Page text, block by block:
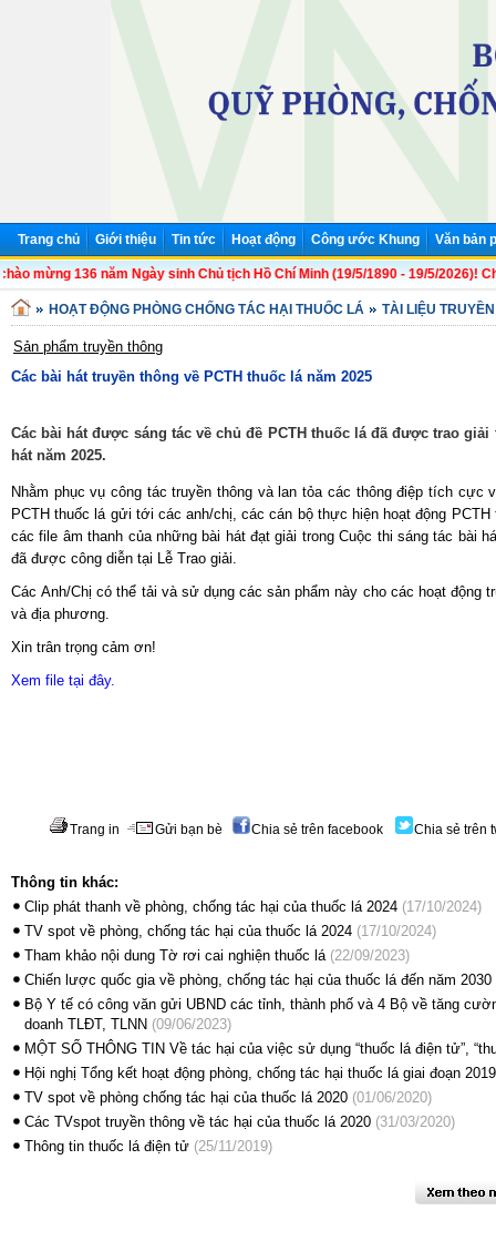
Trang chủ Giới thiệu Tin tức Hoạt động Công ước Khung Văn bản
mừng 136 năm Ngày sinh Chủ tịch Hồ Chí Minh (19/5/1890 - 19/5/2026)!
HOẠT ĐỘNG PHÒNG CHỐNG TÁC HẠI THUỐC LÁ TÀI LIỆU
Sản phẩm truyền thông
Các bài hát truyền thông về PCTH thuốc lá năm 2025
Các bài hát được sáng tác về chủ đề PCTH thuốc lá đã được trao
hát năm 2025.
Nhằm phục vụ công tác truyền thông và lan tỏa các thông điệp tích cực
PCTH thuốc lá gửi tới các anh/chị, các cán bộ thực hiện hoạt động
các file âm thanh của những bài hát đạt giải trong Cuộc thi sáng tác bài
đã được công diễn tại Lễ Trao giải.
Các Anh/Chị có thể tải và sử dụng các sản phẩm này cho các hoạt động
và địa phương.
Xin trân trọng cảm ơn!
Xem file tại đây.
Trang in Gửi bạn bè Chia sẻ trên facebook Chia sẻ trên
Thông tin khác:
Clip phát thanh về phòng, chống tác hại của thuốc lá 2024 (17/10/2024)
TV spot về phòng, chống tác hại của thuốc lá 2024 (17/10/2024)
Tham khảo nội dung Tờ rơi cai nghiện thuốc lá (22/09/2023)
Chiến lược quốc gia về phòng, chống tác hại của thuốc lá đến năm 2030
Bộ Y tế có công văn gửi UBND các tỉnh, thành phố và 4 Bộ về tăng
doanh TLĐT, TLNN (09/06/2023)
MỘT SỐ THÔNG TIN Về tác hại của việc sử dụng “thuốc lá điện tử”,
Hội nghị Tổng kết hoạt động phòng, chống tác hại thuốc lá giai đoạn
TV spot về phòng chống tác hại của thuốc lá 2020 (01/06/2020)
Các TVspot truyền thông về tác hại của thuốc lá 2020 (31/03/2020)
Thông tin thuốc lá điện tử (25/11/2019)